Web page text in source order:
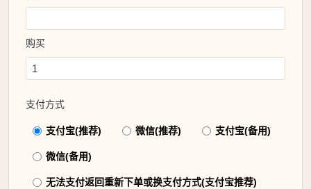
购买
支付方式
支付宝(推荐) 微信(推荐) 支付宝(备用)
微信(备用)
无法支付返回重新下单或换支付方式(支付宝推荐)